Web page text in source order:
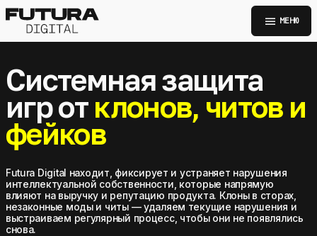
menu МЕНЮ
Системная защита
игр от клонов, читов и
фейков
Futura Digital находит, фиксирует и устраняет нарушения
интеллектуальной собственности, которые напрямую
влияют на выручку и репутацию продукта. Клоны в сторах,
незаконные моды и читы — удаляем текущие нарушения и
выстраиваем регулярный процесс, чтобы они не появлялись
снова.